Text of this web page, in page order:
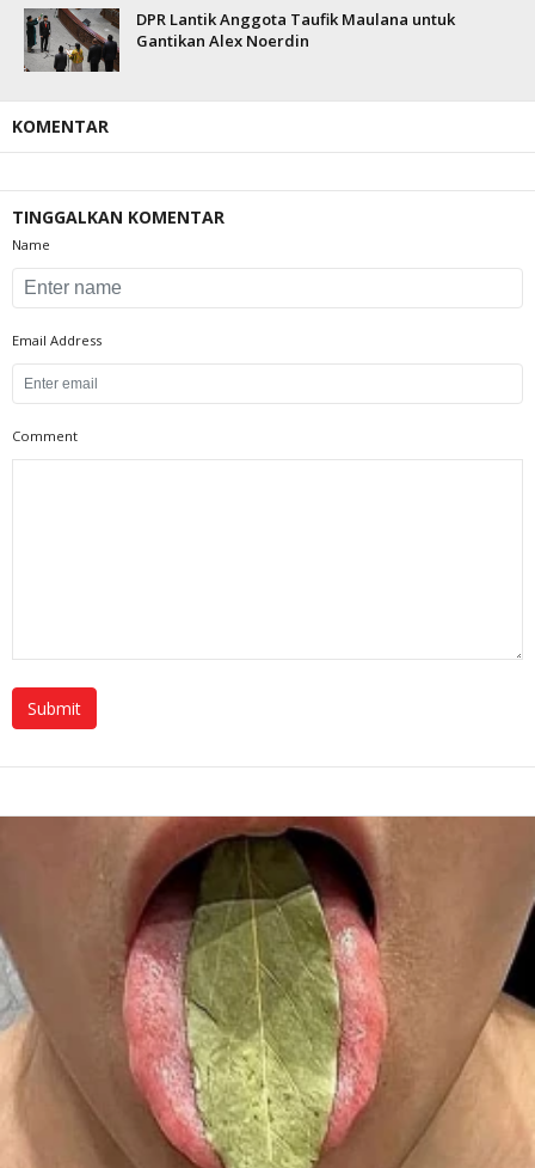
DPR Lantik Anggota Taufik Maulana untuk
Gantikan Alex Noerdin
KOMENTAR
TINGGALKAN KOMENTAR
Name
Email Address
Comment